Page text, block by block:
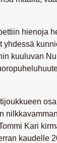
hienoja
yhdessä
kuuluvan
Kari
kaudelle